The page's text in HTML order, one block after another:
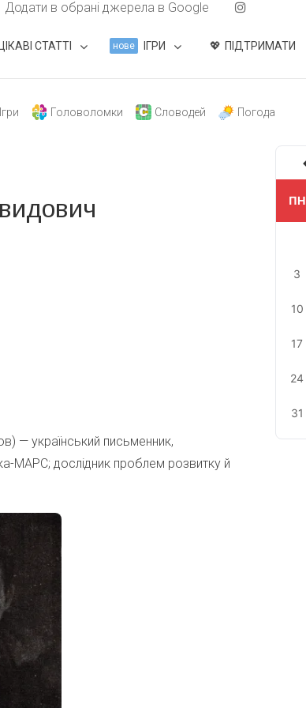
Додати в обрані джерела в Google
СТАТТІ нове ІГРИ ПІДТРИМАТИ
Головоломки Словодей Погода
— український письменник,
МАРС; дослідник проблем розвитку й
ПН
3
10
17
24
31